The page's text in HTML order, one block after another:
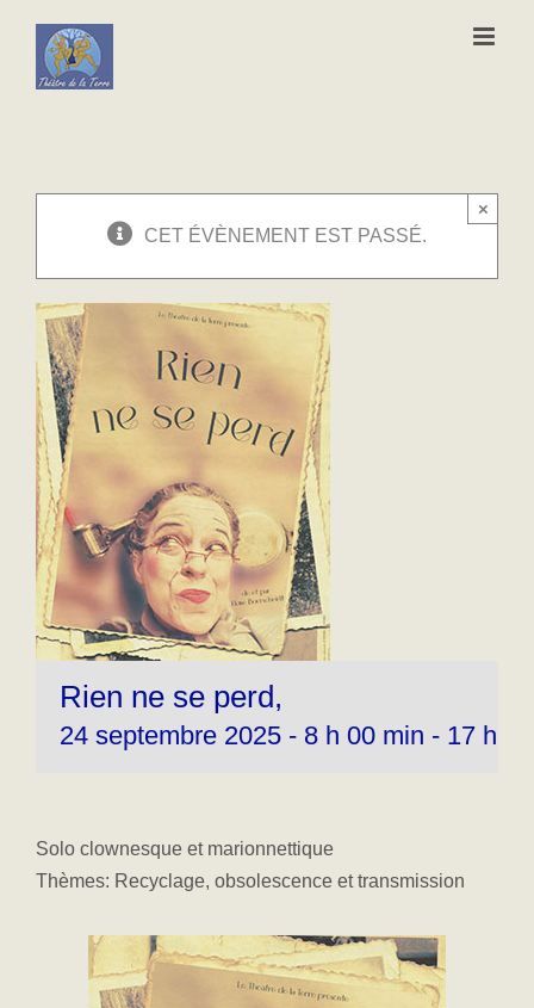
contenu
CET ÉVÈNEMENT EST PASSÉ.
×
Rien ne se perd,
24 septembre 2025 - 8 h 00 min - 17 h
Solo clownesque et marionnettique
Thèmes: Recyclage, obsolescence et transmission